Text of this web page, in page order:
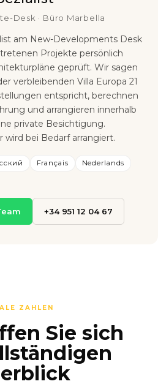
Desk · Büro Marbella
am New-Developments Desk
Projekte persönlich
geprüft. Wir sagen
verbleibenden Villa Europa 21
entspricht, berechnen
und arrangieren innerhalb
private Besichtigung.
wird bei Bedarf arrangiert.
Français
Nederlands
+34 951 12 04 67
ZAHLEN
Sie sich